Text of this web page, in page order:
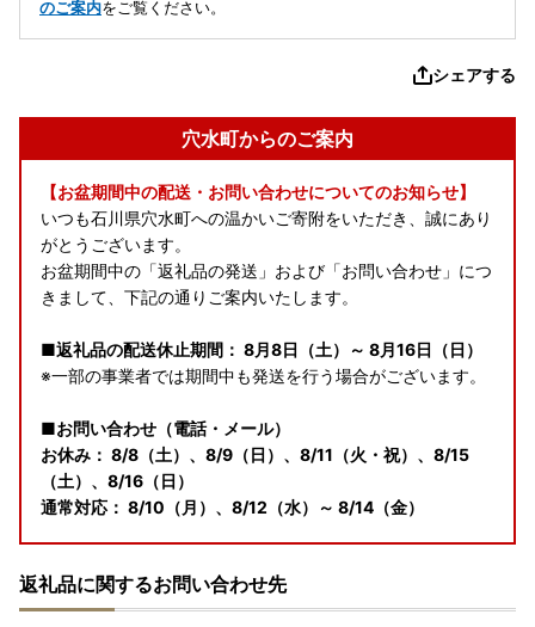
のご案内をご覧ください。
シェアする
穴水町からのご案内
【お盆期間中の配送・お問い合わせについてのお知らせ】
いつも石川県穴水町への温かいご寄附をいただき、誠にあり
がとうございます。
お盆期間中の「返礼品の発送」および「お問い合わせ」につ
きまして、下記の通りご案内いたします。
■返礼品の配送休止期間： 8月8日（土）～ 8月16日（日）
※一部の事業者では期間中も発送を行う場合がございます。
■お問い合わせ（電話・メール）
お休み： 8/8（土）、8/9（日）、8/11（火・祝）、8/15
（土）、8/16（日）
通常対応： 8/10（月）、8/12（水）～ 8/14（金）
休業日にいただいたメールでのお問い合わせは、翌営業日以
降に順次回答いたします。
返礼品に関するお問い合わせ先